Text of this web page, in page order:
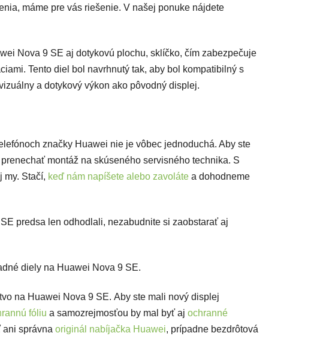
máme pre vás riešenie. V našej ponuke nájdete
Nova 9 SE aj dotykovú plochu, sklíčko, čím zabezpečuje
Tento diel bol navrhnutý tak, aby bol kompatibilný s
a dotykový výkon ako pôvodný displej.
značky Huawei nie je vôbec jednoduchá. Aby ste
montáž na skúseného servisného technika. S
my. Stačí, keď nám napíšete alebo zavoláte a dohodneme
predsa len odhodlali, nezabudnite si zaobstarať aj
diely na Huawei Nova 9 SE.
na Huawei Nova 9 SE. Aby ste mali nový displej
fóliu a samozrejmosťou by mal byť aj ochranné
správna originál nabíjačka Huawei, prípadne bezdrôtová